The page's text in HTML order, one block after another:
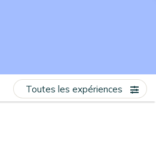
Toutes les expériences